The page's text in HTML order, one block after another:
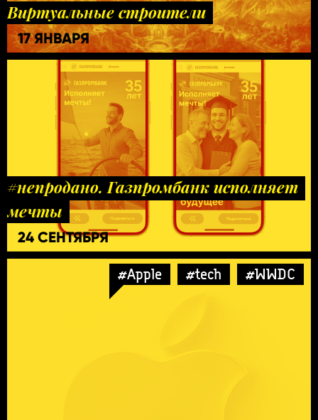
Виртуальные строители
17 ЯНВАРЯ
#непродано. Газпромбанк исполняет
мечты
24 СЕНТЯБРЯ
#Apple #tech #WWDC